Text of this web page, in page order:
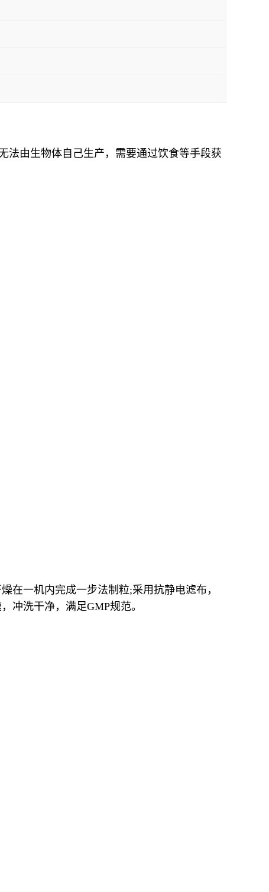
法由生物体自己生产，需要通过饮食等手段获
在一机内完成一步法制粒;采用抗静电滤布，
冲洗干净，满足GMP规范。